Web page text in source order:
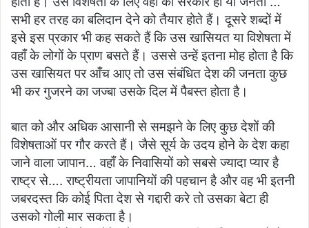
सभी हर तरह का बलिदान देने को तैयार होते हैं। दूसरे शब्दों में
इसे इस प्रकार भी कह सकते हैं कि उस खासियत या विशेषता में
वहाँ के लोगों के प्राण बसते हैं। उससे उन्हें इतना मोह होता है कि
उस खासियत पर आँच आए तो उस संबंधित देश की जनता कुछ
भी कर गुजरने का जज्बा उसके दिल में पैबस्त होता है।
बात को और अधिक आसानी से समझने के लिए कुछ देशों की
विशेषताओं पर गौर करते हैं। जैसे सूर्य के उदय होने के देश कहा
जाने वाला जापान… वहाँ के निवासियों को सबसे ज्यादा प्यार है
राष्ट्र से…. राष्ट्रीयता जापानियों की पहचान है और वह भी इतनी
जबरदस्त कि कोई पिता देश से गद्दारी करे तो उसका बेटा ही
उसको गोली मार सकता है।